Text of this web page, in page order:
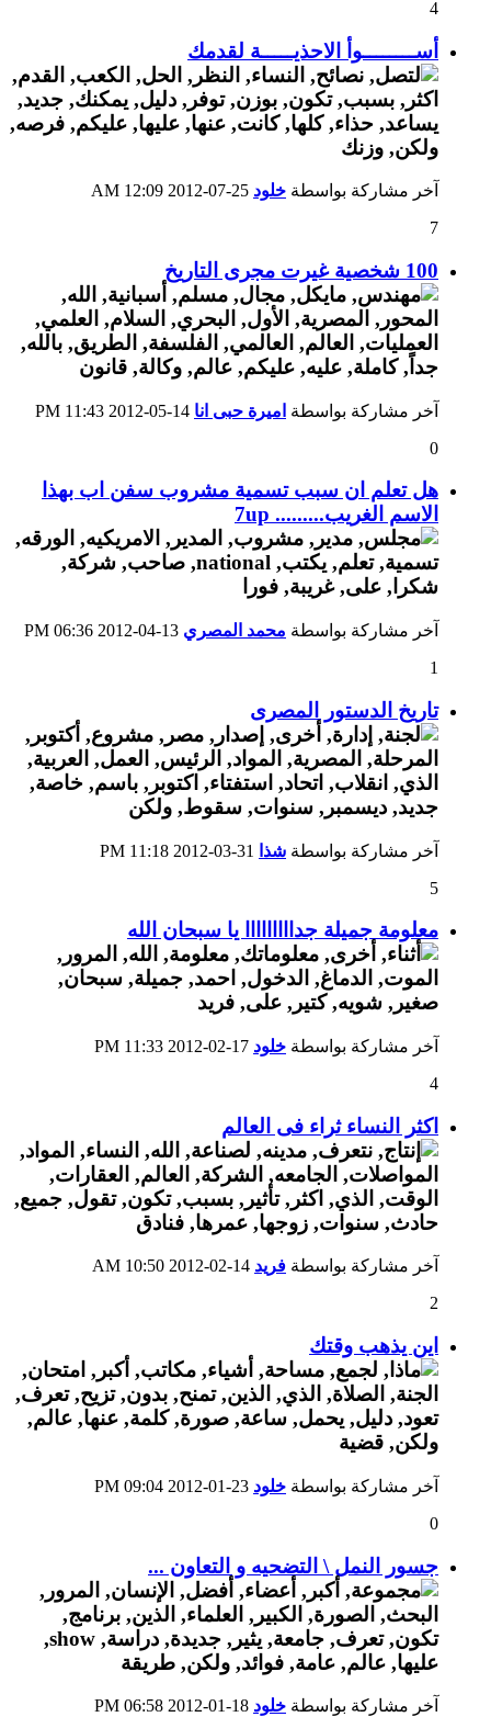
4
أســــــــوأ الاحذيـــــة لقدمك
آخر مشاركة بواسطة خلود
12:09 AM
7
100 شخصية غيرت مجرى التاريخ
آخر مشاركة بواسطة اميرة حبى انا
11:43 PM
0
هل تعلم ان سبب تسمية مشروب سفن اب بهذا
الاسم الغريب......... 7up
آخر مشاركة بواسطة محمد المصري
06:36 PM
1
تاريخ الدستور المصرى
آخر مشاركة بواسطة شذا
11:18 PM
5
معلومة جميلة جدااااااااا يا سبحان الله
آخر مشاركة بواسطة خلود
11:33 PM
4
اكثر النساء ثراء فى العالم
آخر مشاركة بواسطة فريد
10:50 AM
2
اين يذهب وقتك
آخر مشاركة بواسطة خلود
09:04 PM
0
جسور النمل \ التضحيه و التعاون ...
آخر مشاركة بواسطة خلود
06:58 PM